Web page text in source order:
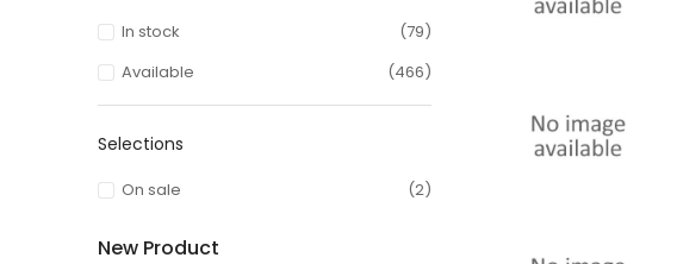
In stock
(79)
Available
(466)
Selections
On sale (2)
New Product